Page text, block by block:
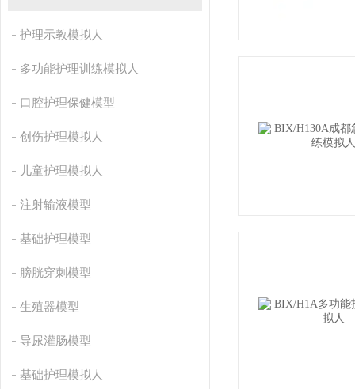
护理示教模拟人
多功能护理训练模拟人
口腔护理保健模型
创伤护理模拟人
儿童护理模拟人
注射输液模型
基础护理模型
膀胱穿刺模型
生殖器模型
导尿灌肠模型
基础护理模拟人